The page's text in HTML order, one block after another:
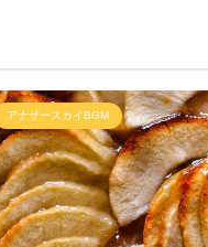
アナザースカイBGM